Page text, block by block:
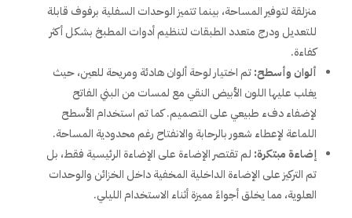
منزلقة لتوفير المساحة، بينما تتميز الوحدات السفلية برفوف قابلة
للتعديل ودرج متعدد الطبقات لتنظيم أدوات المطبخ بشكل أكثر
كفاءة.
ألوان وأسطح:تم اختيار لوحة ألوان هادئة ومريحة للعين، حيث
يغلب عليها اللون الأبيض النقي مع لمسات من البني الفاتح
لإضفاء دفء طبيعي على التصميم. كما تم استخدام الأسطح
اللماعة لإعطاء شعور بالرحابة والانفتاح رغم محدودية المساحة.
إضاءة مبتكرة: لم تقتصر الإضاءة على الإضاءة الرئيسية فقط، بل
تم التركيز على الإضاءة الداخلية المخفية داخل الخزائن والوحدات
العلوية، مما يخلق أجواءً مميزة أثناء الاستخدام الليلي.